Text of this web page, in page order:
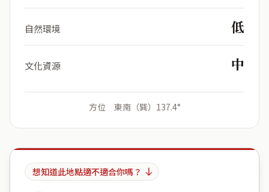
自然環境 低
文化資源 中
方位 東南（巽）137.4°
想知道此地點適不適合你嗎？